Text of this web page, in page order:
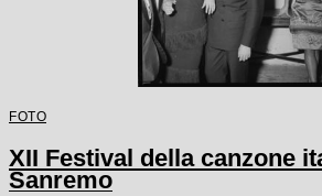
FOTO
XII Festival della canzone
Sanremo